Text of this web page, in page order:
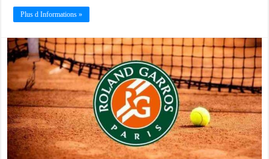
Plus d Informations »